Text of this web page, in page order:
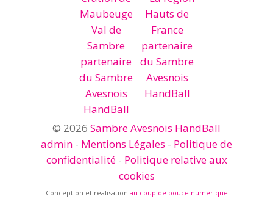
© 2026 Sambre Avesnois HandBall
admin - Mentions Légales - Politique de
confidentialité- Politique relative aux
cookies
Conception et réalisation au coup de pouce numérique